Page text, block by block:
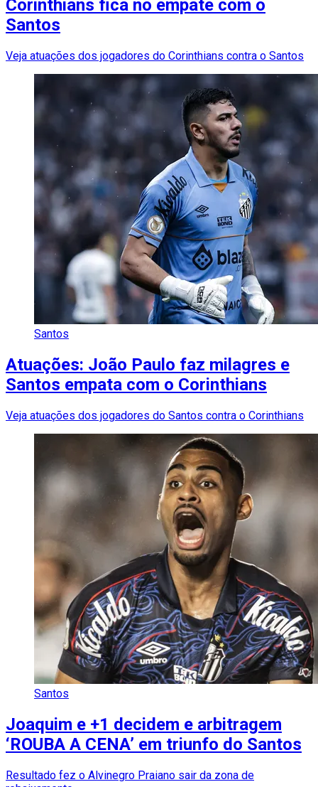
Corinthians fica no empate com o
Santos
Veja atuações dos jogadores do Corinthians contra o Santos
Santos
Atuações: João Paulo faz milagres e
Santos empata com o Corinthians
Veja atuações dos jogadores do Santos contra o Corinthians
Santos
Joaquim e +1 decidem e arbitragem
‘ROUBA A CENA’ em triunfo do Santos
Resultado fez o Alvinegro Praiano sair da zona de